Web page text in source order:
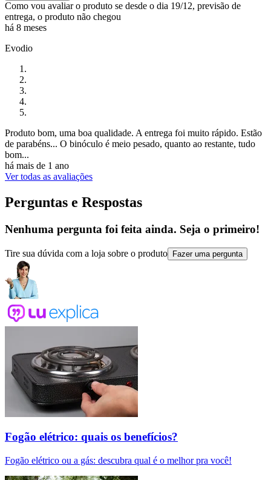
Como vou avaliar o produto se desde o dia 19/12, previsão de
entrega, o produto não chegou
há 8 meses
Evodio
Produto bom, uma boa qualidade. A entrega foi muito rápido. Estão
de parabéns... O binóculo é meio pesado, quanto ao restante, tudo
bom...
há mais de 1 ano
Ver todas as avaliações
Perguntas e Respostas
Nenhuma pergunta foi feita ainda. Seja o primeiro!
Tire sua dúvida com a loja sobre o produto Fazer uma pergunta
Fogão elétrico: quais os benefícios?
Fogão elétrico ou a gás: descubra qual é o melhor pra você!